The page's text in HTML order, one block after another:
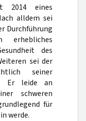
2014 eines
alldem sei
Durchführung
erhebliches
des
sei der
seiner
Er leide an
schweren
für
werde.